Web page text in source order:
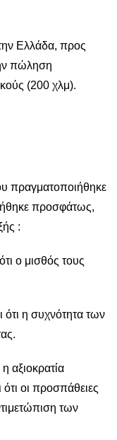
προς
πώληση
(200 χλμ).
προσφάτως,
:
τους
συχνότητα των
οι προσπάθειες
των